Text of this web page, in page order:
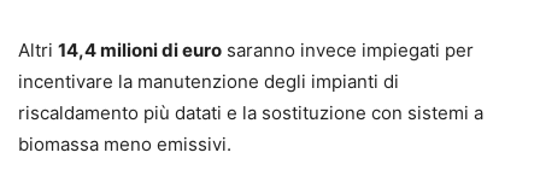
Altri 14,4 milioni di euro saranno invece impiegati per
incentivare la manutenzione degli impianti di
riscaldamento più datati e la sostituzione con sistemi a
biomassa meno emissivi.